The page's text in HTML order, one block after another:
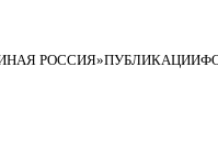
РОССИЯ»ПУБЛИКАЦИИ